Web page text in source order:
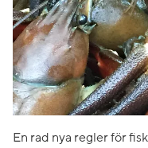
En rad nya regler för